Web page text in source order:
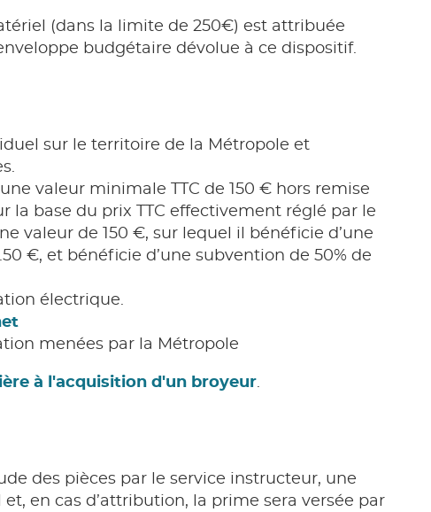
(dans la limite de 250€) est attribuée
budgétaire dévolue à ce dispositif.
sur le territoire de la Métropole et
valeur minimale TTC de 150 € hors remise
la base du prix TTC effectivement réglé par le
valeur de 150 €, sur lequel il bénéficie d’une
€, et bénéficie d’une subvention de 50% de
électrique.
menées par la Métropole
à l'acquisition d'un broyeur.
des pièces par le service instructeur, une
en cas d’attribution, la prime sera versée par